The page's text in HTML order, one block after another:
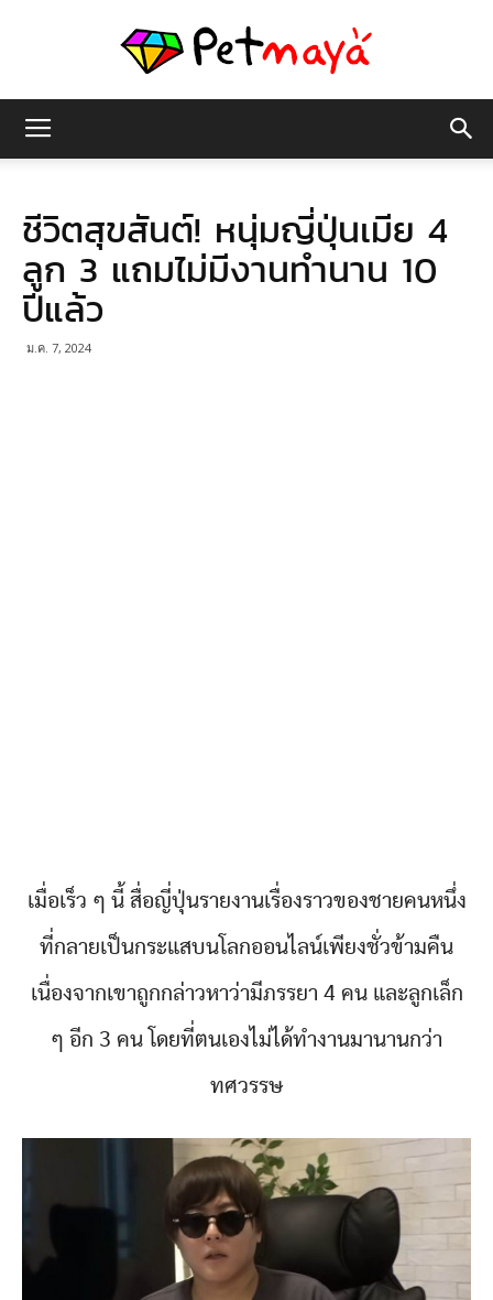
มายา
ชีวิตสุขสันต์! หนุ่มญี่ปุ่นเมีย 4
ลูก 3 แถมไม่มีงานทำนาน 10
ปีแล้ว
ม.ค. 7, 2024
เมื่อเร็ว ๆ นี้ สื่อญี่ปุ่นรายงานเรื่องราวของชายคนหนึ่ง
ที่กลายเป็นกระแสบนโลกออนไลน์เพียงชั่วข้ามคืน
เนื่องจากเขาถูกกล่าวหาว่ามีภรรยา 4 คน และลูกเล็ก
ๆ อีก 3 คน โดยที่ตนเองไม่ได้ทำงานมานานกว่า
ทศวรรษ